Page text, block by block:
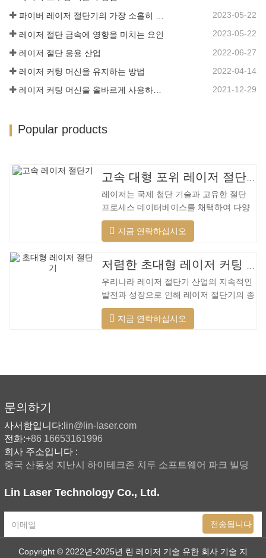
가 짧으며 생산 구성이 쉽고 열 민감도가
낮은 용접 베드 기술을 채택합니다. , 절단
재료는 더 넓은 범위, 더 빠른 속도, 더 나
파이버 레이저 절단기의 가장 소홀히 한 세부 사항 2023-05-22
레이저 절단 금속에 영향을 미치는 요인 2023-05-22
레이저 절단 응용 산업 2022-06-27
레이저 커팅 머신을 유지하는 방법 2022-04-14
레이저 커팅 머신을 올바르게 사용하는 방법? 2021-12-29
Popular products
고속 대형 포위 레이저 절단기
레이저는 국제 첨단 기술과 고유한 절단
프로세스 데이터베이스를 채택하여 다양
한 재료에 대해 다양한 지능형 절단을 수
행하고, 절단 표면을 최적화하고, 더 넓은
나은 품질 및 더 낮은 비용을 적용할 수 있
습니다. 저전력에서 고출력 레이저 범위까
지. 레이저 헤드는 자동으로 장애물을 피
할 수 있습니다. 레이저 헤드는 높은 동적
반응을 수행하고 장애물을 사전에 예측하
며 레이저 헤드를 최대한 보호할 수 있습
지금 연락하십시오
저렴한 초대형 레이저 커팅 머신
우리나라 레이저 절단기 산업의 지속적인
발전과 성장으로 인해 레이저 절단기의 종
류가 점점 더 많아지고 있으며 레이저 절
단기의 모델이 지속적으로 풍부해지고 있
개발 및 생산에서 큰 진전이 이루어졌습니
대한 업계 요구 사항이 계속 증가함에 따
라 Lin 레이저 초대형 LG 시리즈
지금 연락하십시오
문의하기
사서함입니다: lin@lin-laser.com
전화:+86 16653161996
회사 주소입니다 :
중국 산동성 지난시 하이테크존 치루 소프트웨어 파크 빌딩
Lin Laser Technology Co., Ltd.
전송됩니다
Copyright © 2022년-2025년 린 레이저 기술 유한 회사 기술 지